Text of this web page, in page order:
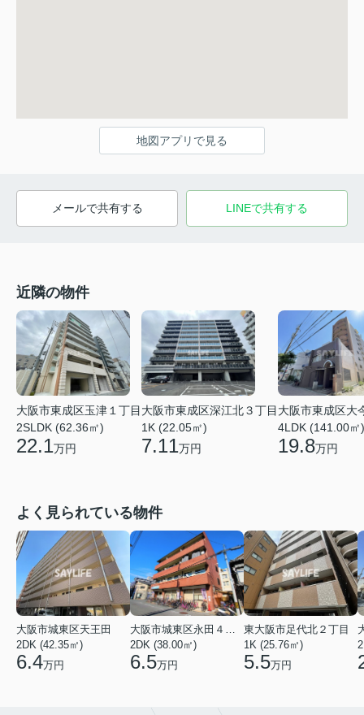
地図アプリで見る
メールで共有する LINEで共有する
近隣の物件
大阪市東成区玉津１丁目
2SLDK (62.36㎡)
22.1万円
大阪市東成区深江北３丁目
1K (22.05㎡)
7.11万円
大阪市東成区大
4LDK (141.00㎡)
19.8万円
よく見られている物件
大阪市城東区天王田
2DK (42.35㎡)
6.4万円
2DK (38.00㎡)
6.5万円
東大阪市足代北２丁目
1K (25.76㎡)
5.5万円